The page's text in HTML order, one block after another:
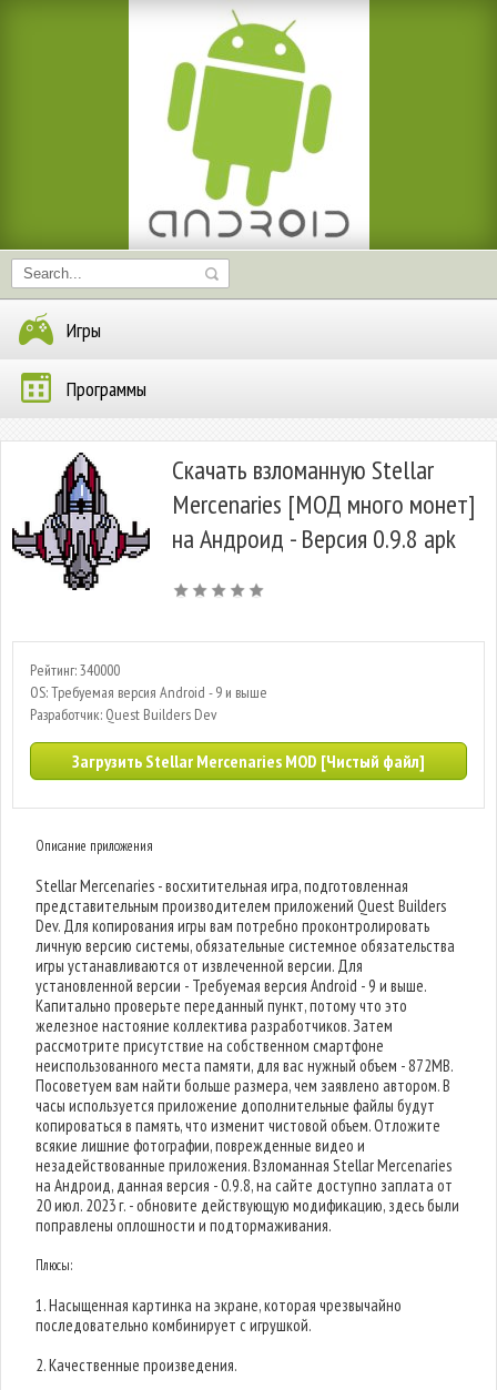
Игры
Программы
Скачать взломанную Stellar
Mercenaries [МОД много монет]
на Андроид - Версия 0.9.8 apk
Рейтинг: 340000
OS: Требуемая версия Android - 9 и выше
Разработчик: Quest Builders Dev
Загрузить Stellar Mercenaries MOD [Чистый файл]
Описание приложения
Stellar Mercenaries - восхитительная игра, подготовленная
представительным производителем приложений Quest Builders
Dev. Для копирования игры вам потребно проконтролировать
личную версию системы, обязательные системное обязательства
игры устанавливаются от извлеченной версии. Для
установленной версии - Требуемая версия Android - 9 и выше.
Капитально проверьте переданный пункт, потому что это
железное настояние коллектива разработчиков. Затем
рассмотрите присутствие на собственном смартфоне
неиспользованного места памяти, для вас нужный объем - 872MB.
Посоветуем вам найти больше размера, чем заявлено автором. В
часы используется приложение дополнительные файлы будут
копироваться в память, что изменит чистовой объем. Отложите
всякие лишние фотографии, поврежденные видео и
незадействованные приложения. Взломанная Stellar Mercenaries
на Андроид, данная версия - 0.9.8, на сайте доступно заплата от
20 июл. 2023 г. - обновите действующую модификацию, здесь были
поправлены оплошности и подтормаживания.
Плюсы:
1. Насыщенная картинка на экране, которая чрезвычайно
последовательно комбинирует с игрушкой.
2. Качественные произведения.